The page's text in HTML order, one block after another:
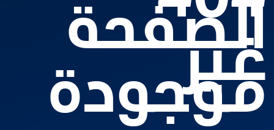
الصفحة
غير
موجودة